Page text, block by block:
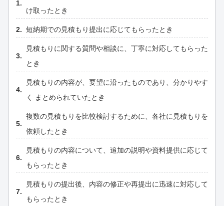
け取ったとき
短納期での見積もり提出に応じてもらったとき
見積もりに関する質問や相談に、丁寧に対応してもらった
とき
見積もりの内容が、要望に沿ったものであり、分かりやす
く まとめられていたとき
複数の見積もりを比較検討するために、各社に見積もりを
依頼したとき
見積もりの内容について、追加の説明や資料提供に応じて
もらったとき
見積もりの提出後、内容の修正や再提出に迅速に対応して
もらったとき